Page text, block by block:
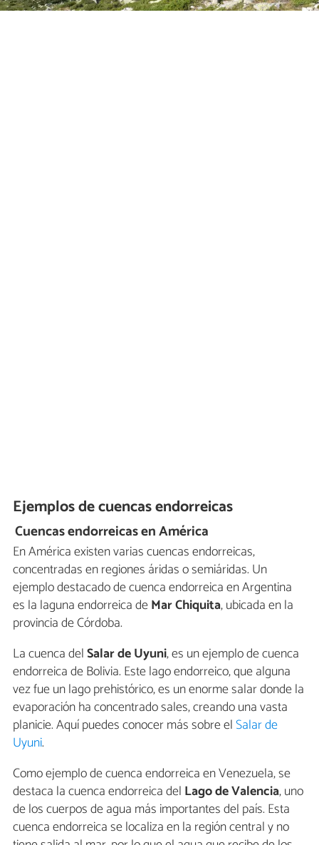
Ejemplos de cuencas endorreicas
Cuencas endorreicas en América
En América existen varias cuencas endorreicas,
concentradas en regiones áridas o semiáridas. Un
ejemplo destacado de cuenca endorreica en Argentina
es la laguna endorreica deMar Chiquita, ubicada en la
provincia de Córdoba.
La cuenca delSalar de Uyuni, es un ejemplo de cuenca
endorreica de Bolivia. Este lago endorreico, que alguna
vez fue un lago prehistórico, es un enorme salar donde la
evaporación ha concentrado sales, creando una vasta
planicie. Aquí puedes conocer más sobre elSalar de
Uyuni.
Como ejemplo de cuenca endorreica en Venezuela, se
destaca la cuenca endorreica del Lago de Valencia, uno
de los cuerpos de agua más importantes del país. Esta
cuenca endorreica se localiza en la región central y no